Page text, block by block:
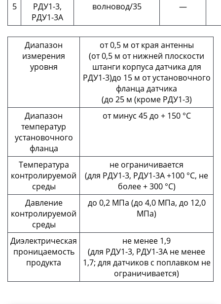
5
РДУ1-3,
РДУ1-3А
волновод/35 —
Диапазон
измерения
уровня
от 0,5 м от края антенны
(от 0,5 м от нижней плоскости
штанги корпуса датчика для
РДУ1-3)до 15 м от установочного
фланца датчика
(до 25 м (кроме РДУ1-3)
Диапазон
температур
установочного
фланца
от минус 45 до + 150 °С
Температура
контролируемой
среды
не ограничивается
(для РДУ1-3, РДУ1-3А +100 °С, не
более + 300 °С)
Давление
контролируемой
среды
до 0,2 МПа (до 4,0 МПа, до 12,0
МПа)
Диэлектрическая
проницаемость
продукта
не менее 1,9
(для РДУ1-3, РДУ1-3А не менее
1,7; для датчиков с поплавком не
ограничивается)